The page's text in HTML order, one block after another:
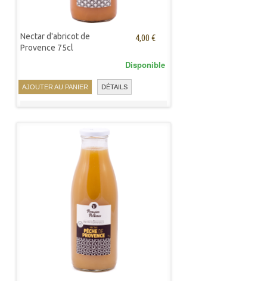
Nectar d'abricot de
Provence 75cl
4,00 €
AJOUTER AU PANIER DÉTAILS
Disponible